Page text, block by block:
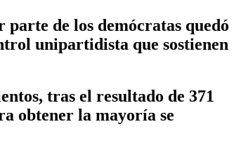
de los demócratas quedó
unipartidista que sostienen
tras el resultado de 371
obtener la mayoría se